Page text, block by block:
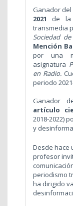
Ganador del
2021 de la
transmedia
Sociedad
Mención
por una
asignatura
en Radio.
periodo
Ganador
artículo
2018-2022)
y
Desde hace
profesor
periodismo
ha dirigido